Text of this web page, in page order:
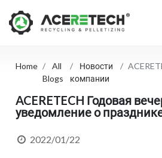
Продукция
Приложения
Home
All
Blogs
Новости
компании
ACERETECH
ACERETECH Годовая
уведомление о
2022/01/22